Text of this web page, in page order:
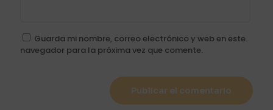
Guarda mi nombre, correo electrónico y web en este
navegador para la próxima vez que comente.